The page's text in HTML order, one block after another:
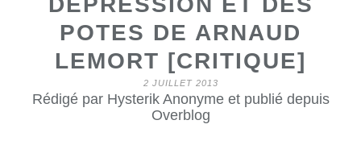
POTES DE ARNAUD
LEMORT [CRITIQUE]
2 JUILLET 2013
Rédigé par Hysterik Anonyme et publié depuis
Overblog